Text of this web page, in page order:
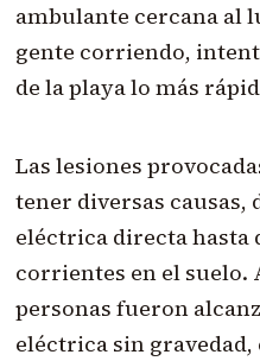
ambulante cercana al
gente corriendo,
de la playa lo más
Las lesiones
tener diversas causas,
eléctrica directa hasta
corrientes en el suelo.
personas fueron
eléctrica sin